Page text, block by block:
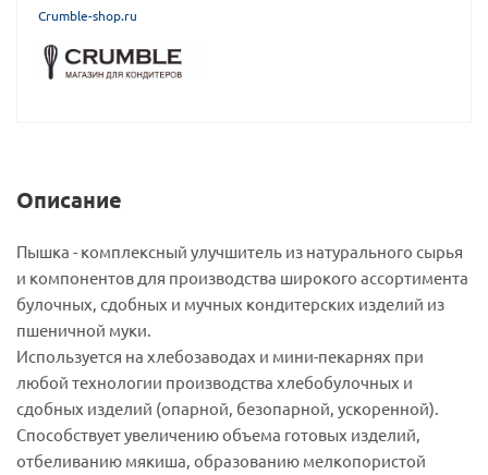
Crumble-shop.ru
Описание
Пышка - комплексный улучшитель из натурального сырья
и компонентов для производства широкого ассортимента
булочных, сдобных и мучных кондитерских изделий из
пшеничной муки.
Используется на хлебозаводах и мини-пекарнях при
любой технологии производства хлебобулочных и
сдобных изделий (опарной, безопарной, ускоренной).
Способствует увеличению объема готовых изделий,
отбеливанию мякиша, образованию мелкопористой